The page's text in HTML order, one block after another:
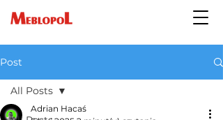
Post
All Posts
Adrian Hacaś